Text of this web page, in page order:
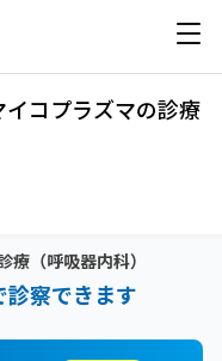
コプラズマの診療
療（呼吸器内科）
察できます